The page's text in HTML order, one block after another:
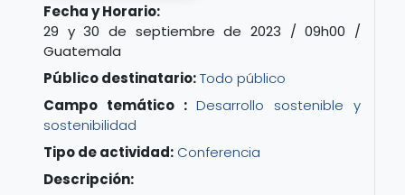
Fecha y Horario:
29 y 30 de septiembre de 2023 / 09h00 /
Guatemala
Público destinatario:Todo público
Campo temático : Desarrollo sostenible y
sostenibilidad
Tipo de actividad: Conferencia
Descripción: